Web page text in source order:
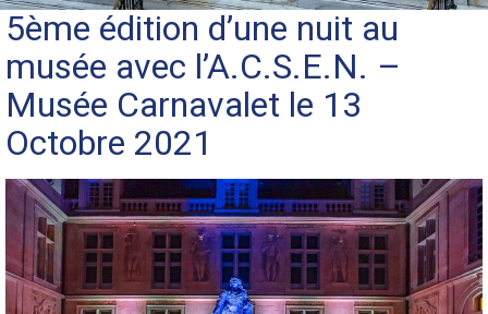
5ème édition d’une nuit au
musée avec l’A.C.S.E.N. –
Musée Carnavalet le 13
Octobre 2021